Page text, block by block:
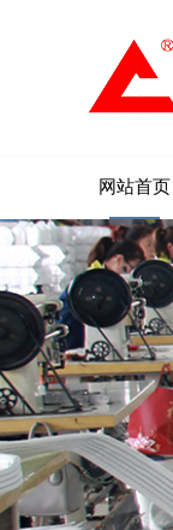
网站首页